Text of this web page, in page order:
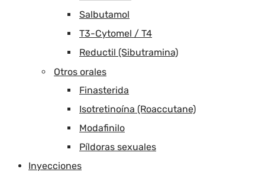
Salbutamol
T3-Cytomel / T4
Reductil (Sibutramina)
Otros orales
Finasterida
Isotretinoína (Roaccutane)
Modafinilo
Píldoras sexuales
Inyecciones